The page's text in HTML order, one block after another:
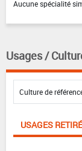
Aucune spécialité
Usages /
USAGES